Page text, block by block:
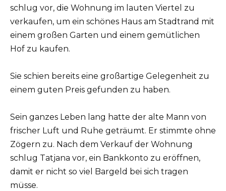
schlug vor, die Wohnung im lauten Viertel zu
verkaufen, um ein schönes Haus am Stadtrand mit
einem großen Garten und einem gemütlichen
Hof zu kaufen.
Sie schien bereits eine großartige Gelegenheit zu
einem guten Preis gefunden zu haben.
Sein ganzes Leben lang hatte der alte Mann von
frischer Luft und Ruhe geträumt. Er stimmte ohne
Zögern zu. Nach dem Verkauf der Wohnung
schlug Tatjana vor, ein Bankkonto zu eröffnen,
damit er nicht so viel Bargeld bei sich tragen
müsse.